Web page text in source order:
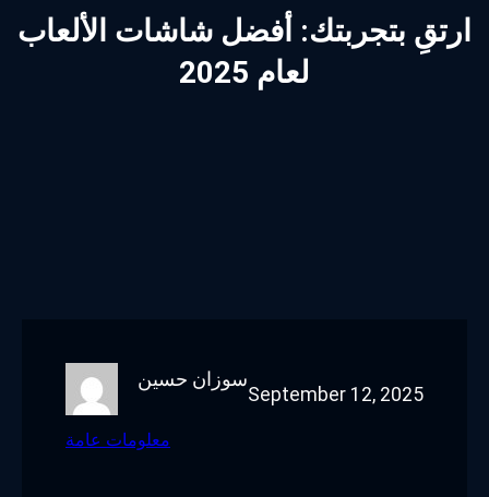
ارتقِ بتجربتك: أفضل شاشات الألعاب
لعام 2025
سوزان حسين
September 12, 2025
معلومات عامة